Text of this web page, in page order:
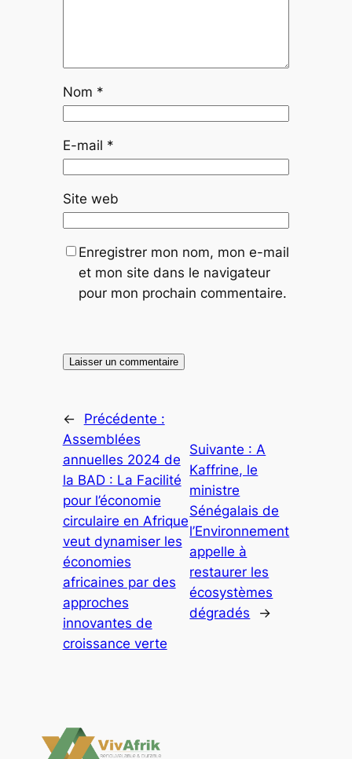
Nom *
E-mail *
Site web
Enregistrer mon nom, mon e-mail
et mon site dans le navigateur
pour mon prochain commentaire.
←
Précédente :
Assemblées
annuelles 2024 de
la BAD : La Facilité
pour l’économie
circulaire en Afrique
veut dynamiser les
économies
africaines par des
approches
innovantes de
croissance verte
Suivante : A
Kaffrine, le
ministre
Sénégalais de
l’Environnement
appelle à
restaurer les
écosystèmes
dégradés
→